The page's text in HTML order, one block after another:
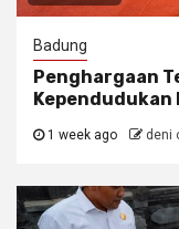
Badung
Penghargaan
Kependudukan
1 week ago deni